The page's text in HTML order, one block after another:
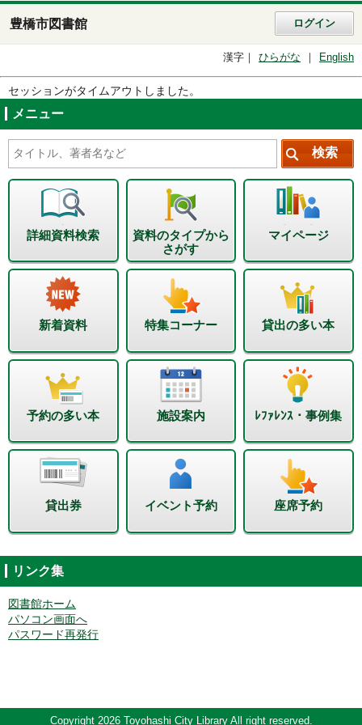
豊橋市図書館 ログイン
漢字 ひらがな English
セッションがタイムアウトしました。
メニュー
詳細資料検索
資料のタイプから
さがす
マイページ
新着資料 特集コーナー 貸出の多い本
予約の多い本 施設案内 ﾚﾌｧﾚﾝｽ・事例集
貸出券 イベント予約 座席予約
リンク集
図書館ホーム
パソコン画面へ
パスワード再発行
Copyright 2026 Toyohashi City Library All right reserved.